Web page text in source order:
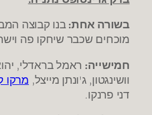
בשורה אחת:בנו קבוצה
מוכחים שכבר שיחקו פה
חמישייה: ראמל בראדלי,
וושינגטון, ג'ונתן מייצל, מרקו
דני פרנקו.